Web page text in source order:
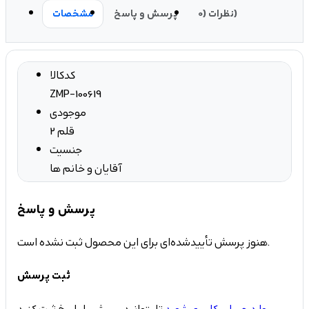
مشخصات پرسش و پاسخ نظرات (0)
کدکالا
ZMP-100619
موجودی
2 قلم
جنسیت
آقایان و خانم ها
پرسش و پاسخ
هنوز پرسش تأییدشده‌ای برای این محصول ثبت نشده است.
ثبت پرسش